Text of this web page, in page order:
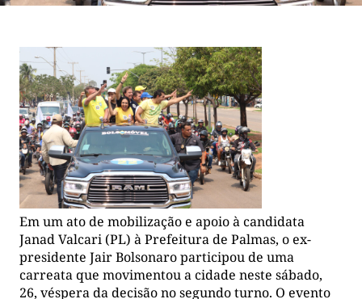
Em um ato de mobilização e apoio à candidata
Janad Valcari (PL) à Prefeitura de Palmas, o ex-
presidente Jair Bolsonaro participou de uma
carreata que movimentou a cidade neste sábado,
26, véspera da decisão no segundo turno. O evento